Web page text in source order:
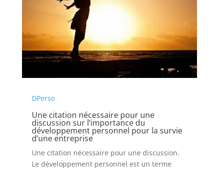
DPerso
Une citation nécessaire pour une
discussion sur l’importance du
développement personnel pour la survie
d’une entreprise
Une citation nécessaire pour une discussion.
Le développement personnel est un terme